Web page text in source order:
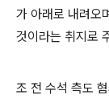
가 아래로 내려오
것이라는 취지로
조 전 수석 측도